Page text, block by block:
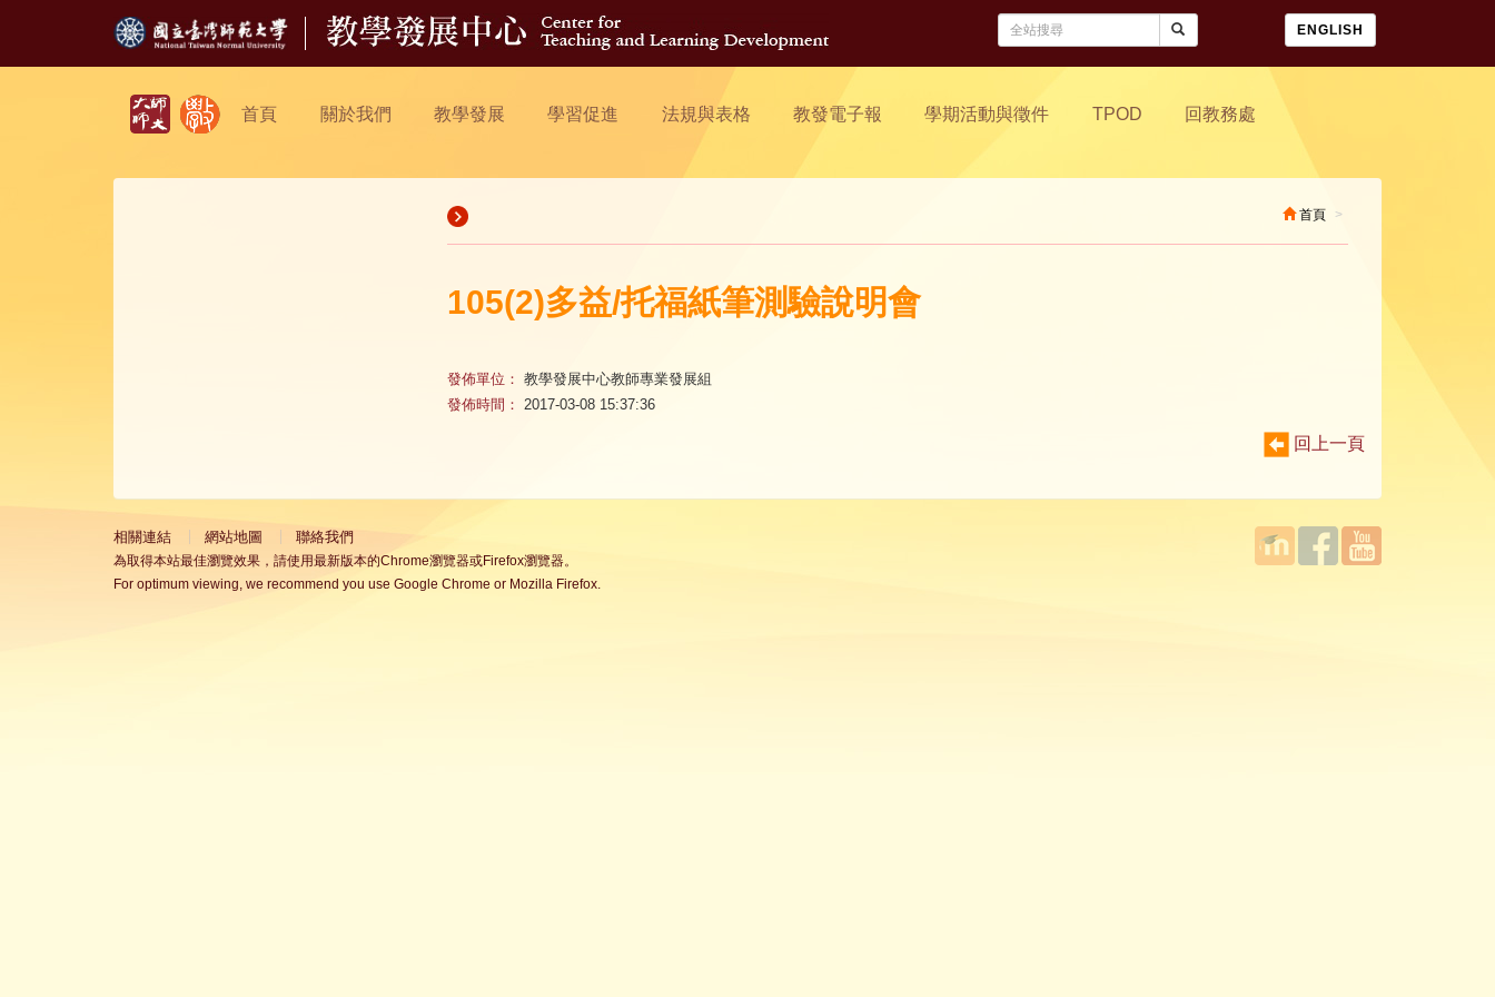
ENGLISH
首頁 關於我們 教學發展 學習促進 法規與表格 教發電子報 學期活動與徵件 TPOD 回教務處
首頁
105(2)多益/托福紙筆測驗說明會
發佈單位： 教學發展中心教師專業發展組
發佈時間： 2017-03-08 15:37:36
回上一頁
相關連結 網站地圖 聯絡我們
為取得本站最佳瀏覽效果，請使用最新版本的Chrome瀏覽器或Firefox瀏覽器。
For optimum viewing, we recommend you use Google Chrome or Mozilla Firefox.